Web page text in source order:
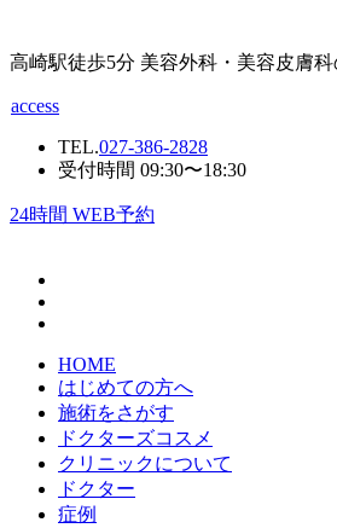
高崎駅徒歩5分 美容外科・美容皮膚
access
TEL.027-386-2828
受付時間 09:30〜18:30
24時間 WEB予約
HOME
はじめての方へ
施術をさがす
ドクターズコスメ
クリニックについて
ドクター
症例